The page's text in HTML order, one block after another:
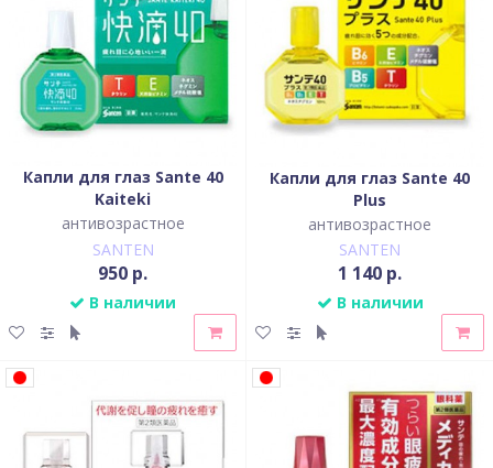
Капли для глаз Sante 40
Kaiteki
антивозрастное
SANTEN
950 р.
В наличии
Капли для глаз Sante 40
Plus
антивозрастное
SANTEN
1 140 р.
В наличии